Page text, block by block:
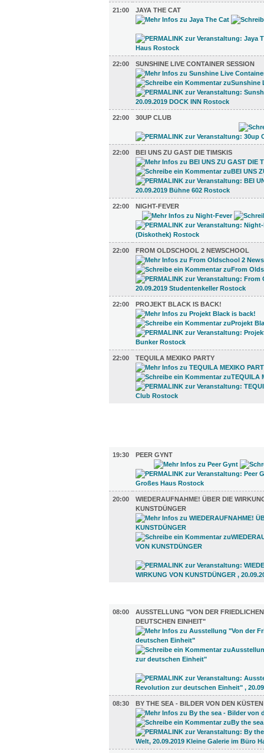
21:00 JAYA THE CAT
22:00 SUNSHINE LIVE CONTAINER SESSION
22:00 30UP CLUB
22:00 BEI UNS ZU GAST DIE TIMSKIS
22:00 NIGHT-FEVER
22:00 FROM OLDSCHOOL 2 NEWSCHOOL
22:00 PROJEKT BLACK IS BACK!
22:00 TEQUILA MEXIKO PARTY
19:30
PEER GYNT
20:00
WIEDERAUFNAHME! ÜBER DIE
KUNSTDÜNGER
08:00
AUSSTELLUNG "VON DER
DEUTSCHEN EINHEIT"
08:30 BY THE SEA - BILDER VON DEN